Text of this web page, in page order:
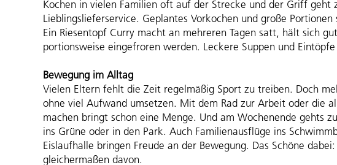
Kochen in vielen Familien oft auf der Strecke und der Griff geht
Lieblingslieferservice. Geplantes Vorkochen und große Portionen
Ein Riesentopf Curry macht an mehreren Tagen satt, hält sich
portionsweise eingefroren werden. Leckere Suppen und
Bewegung im Alltag
Vielen Eltern fehlt die Zeit regelmäßig Sport zu treiben. Doch
ohne viel Aufwand umsetzen. Mit dem Rad zur Arbeit oder die
machen bringt schon eine Menge. Und am Wochenende gehts
ins Grüne oder in den Park. Auch Familienausflüge ins
Eislaufhalle bringen Freude an der Bewegung. Das Schöne
gleichermaßen davon.